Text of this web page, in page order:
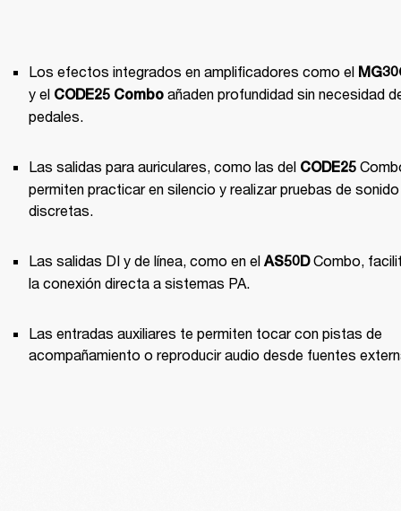
Los efectos integrados en amplificadores como el
y el CODE25 Combo añaden profundidad sin necesidad
pedales.
Las salidas para auriculares, como las del CODE25
permiten practicar en silencio y realizar pruebas de sonido
discretas.
Las salidas DI y de línea, como en el AS50D Combo,
la conexión directa a sistemas PA.
Las entradas auxiliares te permiten tocar con pistas de
acompañamiento o reproducir audio desde fuentes